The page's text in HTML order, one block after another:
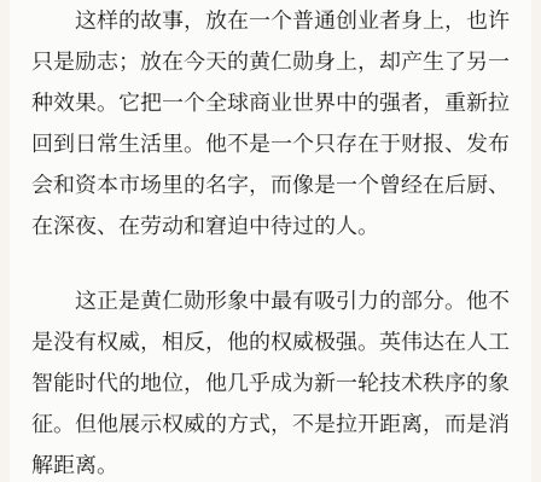
这样的故事，放在一个普通创业者身上，也许
只是励志；放在今天的黄仁勋身上，却产生了另一
种效果。它把一个全球商业世界中的强者，重新拉
回到日常生活里。他不是一个只存在于财报、发布
会和资本市场里的名字，而像是一个曾经在后厨、
在深夜、在劳动和窘迫中待过的人。
这正是黄仁勋形象中最有吸引力的部分。他不
是没有权威，相反，他的权威极强。英伟达在人工
智能时代的地位，他几乎成为新一轮技术秩序的象
征。但他展示权威的方式，不是拉开距离，而是消
解距离。